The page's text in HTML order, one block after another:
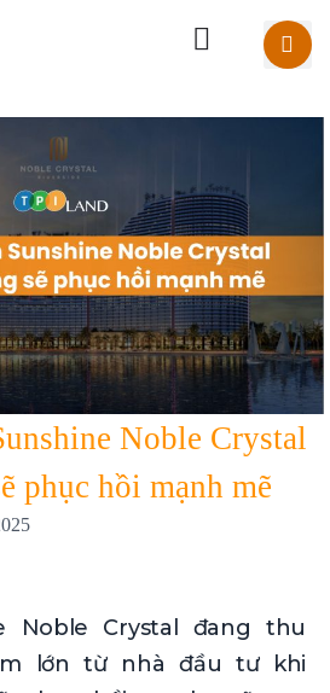
Noble Crystal
phục hồi mạnh mẽ
Noble Crystal đang thu
lớn từ nhà đầu tư khi